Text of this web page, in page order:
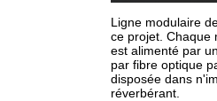
Ligne modulaire
ce projet. Chaque
est alimenté par
par fibre optique
disposée dans
réverbérant.